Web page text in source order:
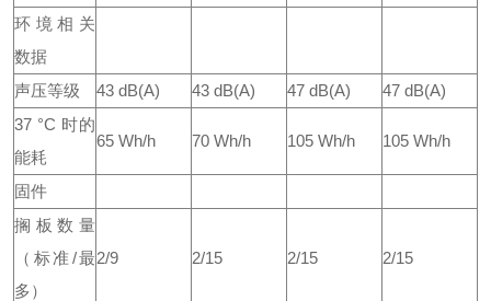
环境相关
数据
声压等级
43 dB(A) 43 dB(A) 47 dB(A)
47 dB(A)
37 °C 时的
能耗
65 Wh/h 70 Wh/h 105 Wh/h 105 Wh/h
固件
搁板数量
（标准/最
多）
2/9 2/15 2/15 2/15